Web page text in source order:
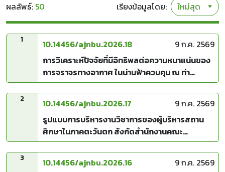
ผลลัพธ์: 50 เรียงข้อมูลโดย:
1 10.14456/ajnbu.2026.18
9 ก.ค. 2569
การวิเคราะห์ปัจจัยที่มีอิทธิพลต่อความหนาแน่นของ
การจราจรทางอากาศ ในน่านฟ้าควบคุม ณ ท่า
อากาศยานนานาชาติสุวรรณภูมิ
2 10.14456/ajnbu.2026.17
9 ก.ค. 2569
รูปแบบการบริหารงานวิชาการของผู้บริหารสถาน
ศึกษาในภาคตะวันตก สังกัดสำนักงานคณะ
กรรมการการศึกษาขั้นพื้นฐาน
3 10.14456/ajnbu.2026.16
9 ก.ค. 2569